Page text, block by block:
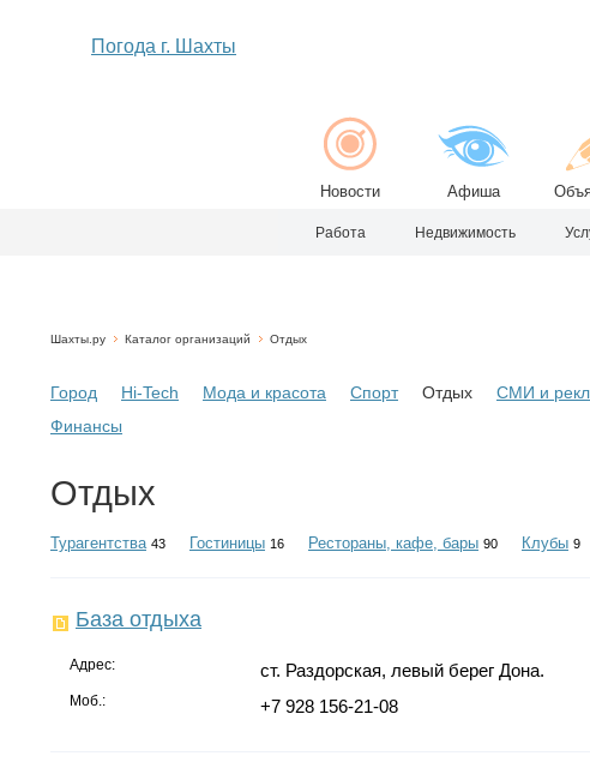
Погода г. Шахты
Новости Афиша
Работа Недвижимость
Шахты.ру Каталог организаций Отдых
Город Hi-Tech Мода и красота Спорт Отдых СМИ и
Финансы
Отдых
Турагентства 43 Гостиницы 16 Рестораны, кафе, бары 90 Клубы 9
База отдыха
Адрес: ст. Раздорская, левый берег Дона.
Моб.: +7 928 156-21-08